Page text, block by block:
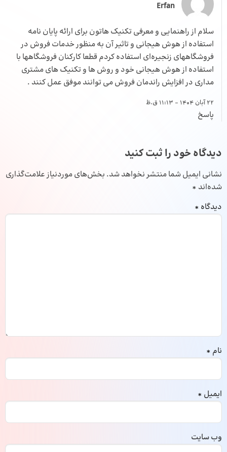
Erfan
سلام از راهنمایی و معرفی تکنیک هاتون برای ارائه پایان نامه
استفاده از هوش هیجانی و تاثیر آن به منظور خدمات فروش در
فروشگاههای زنجیره‌ای استفاده کردم قطعا کارکنان فروشگاهها با
استفاده از هوش هیجانی خود و روش ها و تکنیک های مشتری
مداری در افزایش راندمان فروش می توانند موفق عمل کنند .
22 آبان 1404 - 11:13 ق.ظ
پاسخ
دیدگاه خود را ثبت کنید
نشانی ایمیل شما منتشر نخواهد شد. بخش‌های موردنیاز علامت‌گذاری
شده‌اند *
دیدگاه *
نام *
ایمیل *
وب‌ سایت